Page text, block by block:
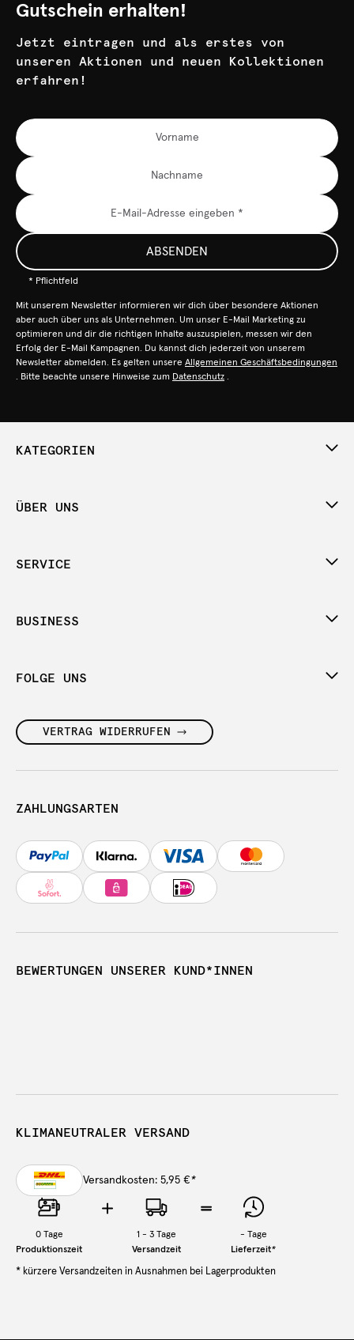
Gutschein erhalten!
Jetzt eintragen und als erstes von
unseren Aktionen und neuen Kollektionen
erfahren!
ABSENDEN
* Pflichtfeld
Mit unserem Newsletter informieren wir dich über besondere Aktionen
aber auch über uns als Unternehmen. Um unser E-Mail Marketing zu
optimieren und dir die richtigen Inhalte auszuspielen, messen wir den
Erfolg der E-Mail Kampagnen. Du kannst dich jederzeit von unserem
Newsletter abmelden. Es gelten unsere Allgemeinen Geschäftsbedingungen
. Bitte beachte unsere Hinweise zum Datenschutz .
KATEGORIEN
ÜBER UNS
SERVICE
BUSINESS
FOLGE UNS
VERTRAG WIDERRUFEN
ZAHLUNGSARTEN
BEWERTUNGEN UNSERER KUND*INNEN
KLIMANEUTRALER VERSAND
Versandkosten: 5,95 €*
0Tage
Produktionszeit
1 - 3 Tage
Versandzeit
- Tage
Lieferzeit*
* kürzere Versandzeiten in Ausnahmen bei Lagerprodukten